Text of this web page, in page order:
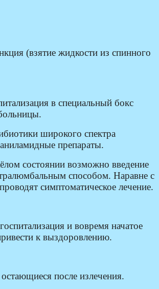
(взятие жидкости из спинного
в специальный бокс
широкого спектра
препараты.
состоянии возможно введение
способом. Наравне с
симптоматическое лечение.
и вовремя начатое
к выздоровлению.
после излечения.